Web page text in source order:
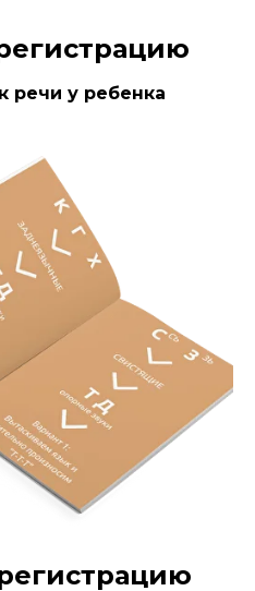
речи у ребенка